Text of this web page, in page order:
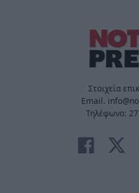
Στοιχεία
Email.
Τηλέφωνο: